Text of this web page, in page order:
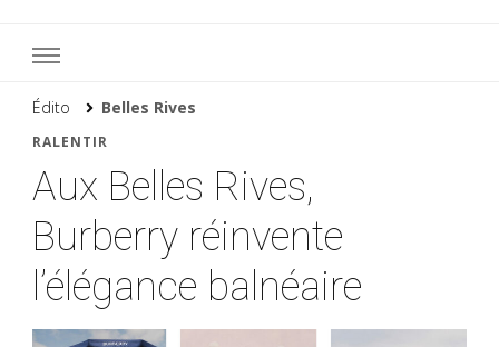
Édito Belles Rives
RALENTIR
Aux Belles Rives,
Burberry réinvente
l’élégance balnéaire